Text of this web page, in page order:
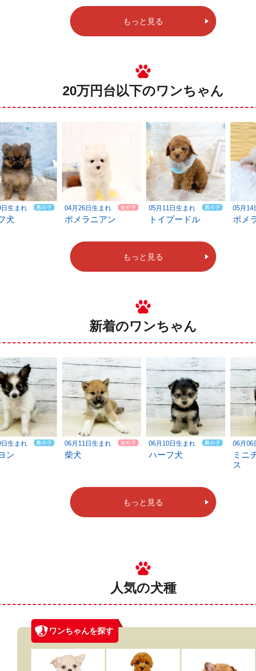
もっと見る
20万円台以下のワンちゃん
生まれ
犬
04月26日生まれ
ポメラニアン
05月11日生まれ
トイプードル
05月14
ポメ
もっと見る
新着のワンちゃん
生まれ
ン
06月11日生まれ
柴犬
06月10日生まれ
ハーフ犬
06月06
ミニ
ス
もっと見る
人気の犬種
ワンちゃんを探す